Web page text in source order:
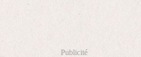
Publicité